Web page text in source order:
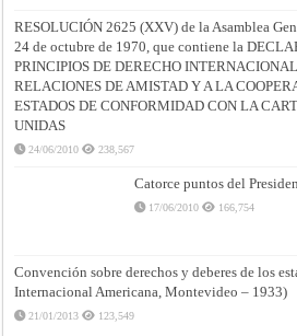
RESOLUCIÓN 2625 (XXV) de la Asamblea
24 de octubre de 1970, que contiene la
PRINCIPIOS DE DERECHO
RELACIONES DE AMISTAD Y A LA
ESTADOS DE CONFORMIDAD CON LA
UNIDAS
24/06/2010 238,567
Catorce puntos del
17/06/2010 166,754
Convención sobre derechos y deberes de los
Internacional Americana, Montevideo – 1933)
21/01/2013 123,549